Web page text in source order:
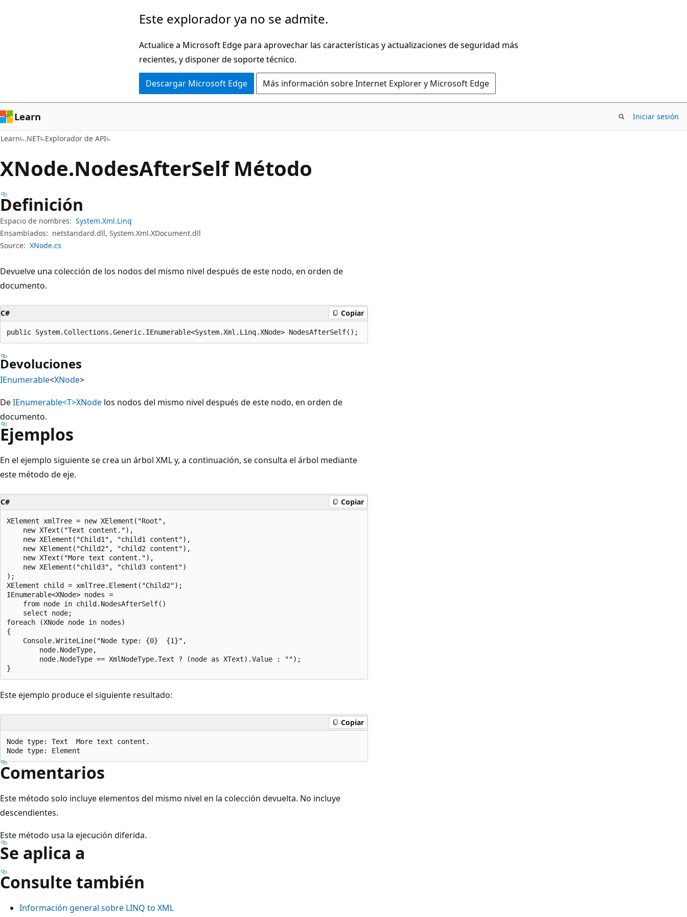
página
Este explorador ya no se admite.
Actualice a Microsoft Edge para aprovechar las características y actualizaciones de seguridad más
recientes, y disponer de soporte técnico.
Descargar Microsoft Edge Más información sobre Internet Explorer y Microsoft Edge
Learn Iniciar sesión
Learn .NET Explorador de API
XNode.NodesAfterSelf Método
Definición
Espacio de nombres: System.Xml.Linq
Ensamblados: netstandard.dll, System.Xml.XDocument.dll
Source: XNode.cs
Devuelve una colección de los nodos del mismo nivel después de este nodo, en orden de
documento.
C# Copiar
public System.Collections.Generic.IEnumerable<System.Xml.Linq.XNode> NodesAfterSelf();
Devoluciones
IEnumerable<XNode>
DeIEnumerable<T>XNode los nodos del mismo nivel después de este nodo, en orden de
documento.
Ejemplos
En el ejemplo siguiente se crea un árbol XML y, a continuación, se consulta el árbol mediante
este método de eje.
C# Copiar
XElement xmlTree = new XElement("Root",
    new XText("Text content."),
    new XElement("Child1", "child1 content"),
    new XElement("Child2", "child2 content"),
    new XText("More text content."),
    new XElement("child3", "child3 content")
);
XElement child = xmlTree.Element("Child2");
IEnumerable<XNode> nodes =
    from node in child.NodesAfterSelf()
    select node;
foreach (XNode node in nodes)
{
    Console.WriteLine("Node type: {0}  {1}",
        node.NodeType,
        node.NodeType == XmlNodeType.Text ? (node as XText).Value : "");
Este ejemplo produce el siguiente resultado:
Copiar
Node type: Text  More text content.
Comentarios
Este método solo incluye elementos del mismo nivel en la colección devuelta. No incluye
descendientes.
Este método usa la ejecución diferida.
Se aplica a
Consulte también
Información general sobre LINQ to XML